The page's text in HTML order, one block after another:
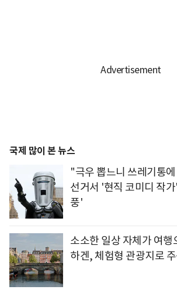
국제 많이 본 뉴스
"극우 뽑느니 쓰레기통
선거서 '현직 코미디 작
풍'
소소한 일상 자체가 여
하겐, 체험형 관광지로